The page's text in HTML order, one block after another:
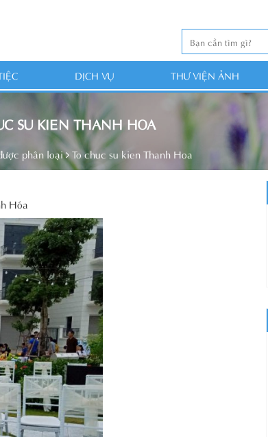
DỊCH VỤ THƯ VIỆN ẢNH
SU KIEN THANH HOA
phân loại To chuc su kien Thanh Hoa
Hóa